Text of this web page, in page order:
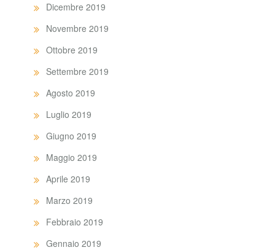
Dicembre 2019
Novembre 2019
Ottobre 2019
Settembre 2019
Agosto 2019
Luglio 2019
Giugno 2019
Maggio 2019
Aprile 2019
Marzo 2019
Febbraio 2019
Gennaio 2019